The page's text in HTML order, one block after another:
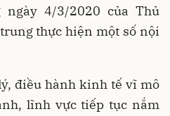
ngày 4/3/2020 của Thủ
thực hiện một số nội
điều hành kinh tế vĩ mô
lĩnh vực tiếp tục nắm